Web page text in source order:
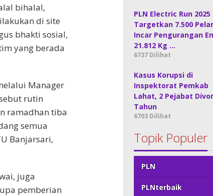
bihalal,
di site
bhakti sosial,
yang berada
Manager
rutin
ramadhan tiba
semua
Banjarsari,
juga
pemberian
PLN Electric Run 2025
Targetkan 7.500
Incar Pengurangan
21.812 Kg …
6737 Dilihat
Kasus Korupsi di
Inspektorat Pemkab
Lahat, 2 Pejabat
Tahun
6703 Dilihat
Topik Populer
PLN
PLNterbaik